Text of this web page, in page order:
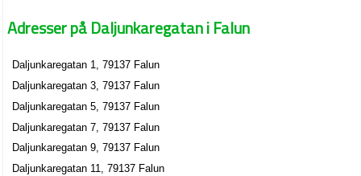
Gabriel Alexander Kratschmer
Daljunkaregatan 14 C, 79137 Falun
Ivipo AB
Filip Nils Göran Åslund Tröger
Daljunkaregatan 14 C, 79137 Falun
Adresser på Daljunkaregatan i Falun
Daljunkaregatan 1, 79137 Falun
Daljunkaregatan 3, 79137 Falun
Daljunkaregatan 5, 79137 Falun
Daljunkaregatan 7, 79137 Falun
Daljunkaregatan 9, 79137 Falun
Daljunkaregatan 11, 79137 Falun